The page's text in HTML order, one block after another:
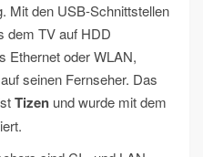
Mit den USB-Schnittstellen
dem TV auf HDD
Ethernet oder WLAN,
seinen Fernseher. Das
Tizen und wurde mit dem